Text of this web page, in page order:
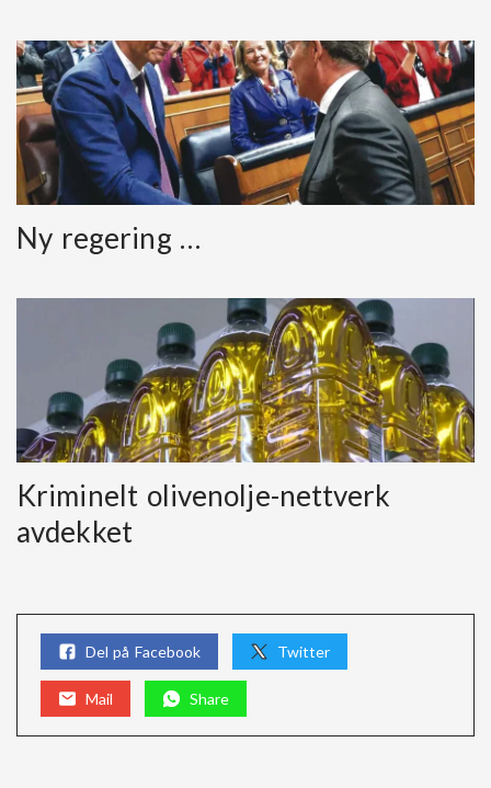
Ny regering …
Kriminelt olivenolje-nettverk
avdekket
Del på Facebook Twitter
Mail Share